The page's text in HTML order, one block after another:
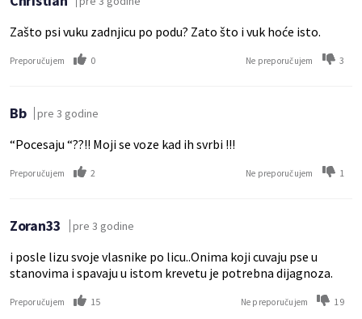
Zašto psi vuku zadnjicu po podu? Zato što i vuk hoće isto.
Preporučujem 0 Ne preporučujem 3
Bb pre 3 godine
“Pocesaju “??!! Moji se voze kad ih svrbi !!!
Preporučujem 2 Ne preporučujem 1
Zoran33 pre 3 godine
i posle lizu svoje vlasnike po licu..Onima koji cuvaju pse u
stanovima i spavaju u istom krevetu je potrebna dijagnoza.
Preporučujem 15 Ne preporučujem 19